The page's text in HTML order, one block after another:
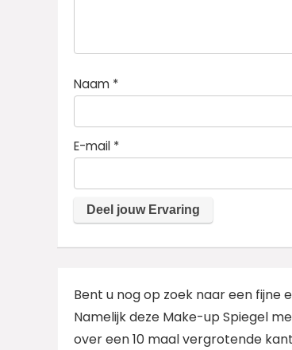
Naam *
E-mail *
Bent u nog op zoek naar een
Namelijk deze Make-up Spiegel
over een 10 maal vergrotende